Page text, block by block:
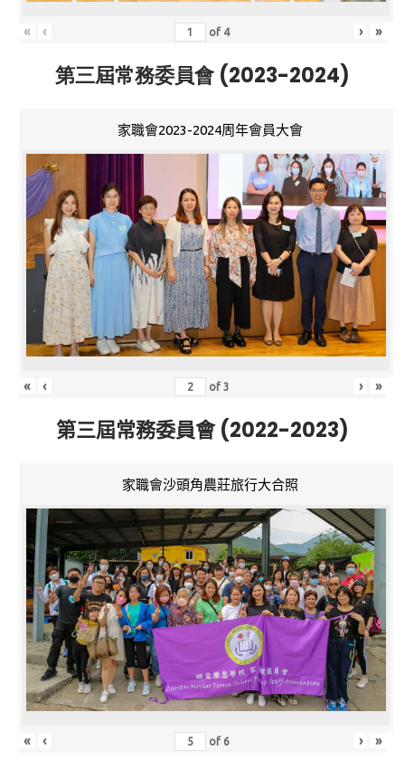
« ‹ of 4 › »
第三屆常務委員會 (2023-2024)
家職會2023-2024周年會員大會
« ‹ of3 › »
第三屆常務委員會 (2022-2023)
家職會沙頭角農莊旅行大合照
« ‹ of 6 › »